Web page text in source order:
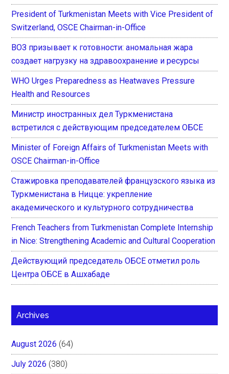
President of Turkmenistan Meets with Vice President of
Switzerland, OSCE Chairman-in-Office
ВОЗ призывает к готовности: аномальная жара
создает нагрузку на здравоохранение и ресурсы
WHO Urges Preparedness as Heatwaves Pressure
Health and Resources
Министр иностранных дел Туркменистана
встретился с действующим председателем ОБСЕ
Minister of Foreign Affairs of Turkmenistan Meets with
OSCE Chairman-in-Office
Стажировка преподавателей французского языка из
Туркменистана в Ницце: укрепление
академического и культурного сотрудничества
French Teachers from Turkmenistan Complete Internship
in Nice: Strengthening Academic and Cultural Cooperation
Действующий председатель ОБСЕ отметил роль
Центра ОБСЕ в Ашхабаде
Archives
August 2026 (64)
July 2026 (380)